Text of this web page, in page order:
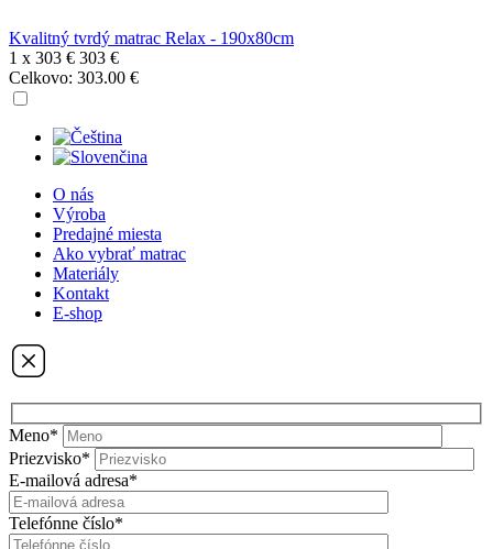
Kvalitný tvrdý matrac Relax - 190x80cm
1 x 303 € 303 €
Celkovo: 303.00 €
O nás
Výroba
Predajné miesta
Ako vybrať matrac
Materiály
Kontakt
E-shop
Meno*
Priezvisko*
E-mailová adresa*
Telefónne číslo*